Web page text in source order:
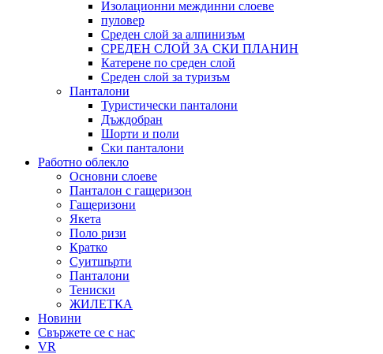
Изолационни междинни слоеве
пуловер
Среден слой за алпинизъм
СРЕДЕН СЛОЙ ЗА СКИ ПЛАНИН
Катерене по среден слой
Среден слой за туризъм
Панталони
Туристически панталони
Дъждобран
Шорти и поли
Ски панталони
Работно облекло
Основни слоеве
Панталон с гащеризон
Гащеризони
Якета
Поло ризи
Кратко
Суитшърти
Панталони
Тениски
ЖИЛЕТКА
Новини
Свържете се с нас
VR